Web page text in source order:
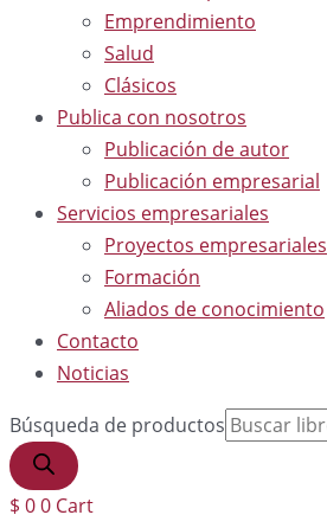
Emprendimiento
Salud
Clásicos
Publica con nosotros
Publicación de autor
Publicación empresarial
Servicios empresariales
Proyectos empresariales
Formación
Aliados de conocimiento
Contacto
Noticias
Búsqueda de productos
$ 00 Cart